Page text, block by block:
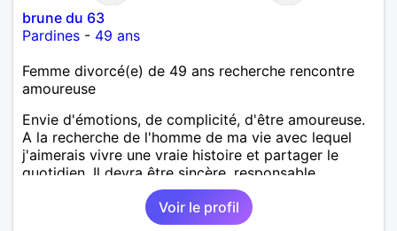
brune du 63
Pardines - 49 ans
Femme divorcé(e) de 49 ans recherche rencontre
amoureuse
Envie d'émotions, de complicité, d'être amoureuse.
A la recherche de l'homme de ma vie avec lequel
j'aimerais vivre une vraie histoire et partager le
quotidien. Il devra être sincère, responsable,
ambitieux, entreprenant, fort de caractère et avec le
sens de l'humour. Il saura me chouchouter et me
mettre en valeur, me donner son amour et attention.
Voir le profil